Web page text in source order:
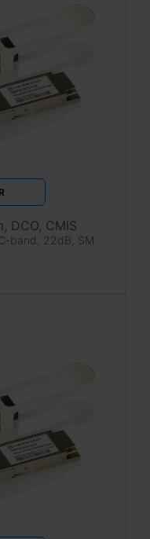
DCO, CMIS
band, 22dB, SM